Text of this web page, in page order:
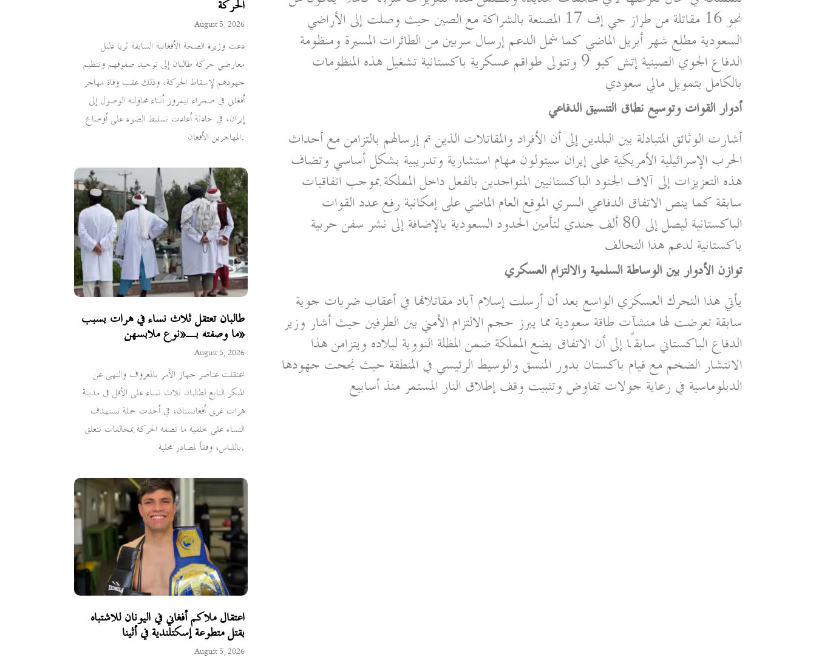
الحركة
August 5, 2026
دعت وزيرة الصحة الأفغانية السابقة ثريا دليل
معارضي حركة طالبان إلى توحيد صفوفهم وتنظيم
جهودهم لإسقاط الحركة، وذلك عقب وفاة مهاجر
أفغاني في صحراء نيمروز أثناء محاولته الوصول إلى
إيران، في حادثة أعادت تسليط الضوء على أوضاع
المهاجرين الأفغان.
طالبان تعتقل ثلاث نساء في هرات بسبب
ما وصفته بـ«نوع ملابسهن»
August 5, 2026
اعتقلت عناصر جهاز الأمر بالمعروف والنهي عن
المنكر التابع لطالبان ثلاث نساء على الأقل في مدينة
هرات غربي أفغانستان، في أحدث حملة تستهدف
النساء على خلفية ما تصفه الحركة بمخالفات تتعلق
باللباس، وفقاً لمصادر محلية.
اعتقال ملاكم أفغاني في اليونان للاشتباه
بقتل متطوعة إسكتلندية في أثينا
August 5, 2026
نحو 16 مقاتلة من طراز جي إف 17 المصنعة بالشراكة مع الصين حيث وصلت إلى الأراضي
السعودية مطلع شهر أبريل الماضي كما شمل الدعم إرسال سربين من الطائرات المسيرة ومنظومة
الدفاع الجوي الصينية إتش كيو 9 وتتولى طواقم عسكرية باكستانية تشغيل هذه المنظومات
بالكامل بتمويل مالي سعودي
أدوار القوات وتوسيع نطاق التنسيق الدفاعي
أشارت الوثائق المتبادلة بين البلدين إلى أن الأفراد والمقاتلات الذين تم إرسالهم بالتزامن مع أحداث
الحرب الإسرائيلية الأمريكية على إيران سيتولون مهام استشارية وتدريبية بشكل أساسي وتضاف
هذه التعزيزات إلى آلاف الجنود الباكستانيين المتواجدين بالفعل داخل المملكة بموجب اتفاقيات
سابقة كما ينص الاتفاق الدفاعي السري الموقع العام الماضي على إمكانية رفع عدد القوات
الباكستانية ليصل إلى 80 ألف جندي لتأمين الحدود السعودية بالإضافة إلى نشر سفن حربية
باكستانية لدعم هذا التحالف
توازن الأدوار بين الوساطة السلمية والالتزام العسكري
يأتي هذا التحرك العسكري الواسع بعد أن أرسلت إسلام آباد مقاتلاتها في أعقاب ضربات جوية
سابقة تعرضت لها منشآت طاقة سعودية مما يبرز حجم الالتزام الأمني بين الطرفين حيث أشار وزير
الدفاع الباكستاني سابقًا إلى أن الاتفاق يضع المملكة ضمن المظلة النووية لبلاده ويتزامن هذا
الانتشار الضخم مع قيام باكستان بدور المنسق والوسيط الرئيسي في المنطقة حيث نجحت جهودها
الدبلوماسية في رعاية جولات تفاوض وتثبيت وقف إطلاق النار المستمر منذ أسابيع